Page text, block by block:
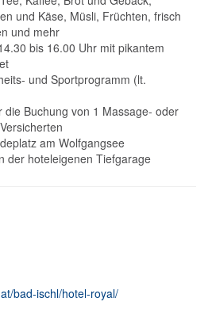
und Käse, Müsli, Früchten, frisch
und mehr
bis 16.00 Uhr mit pikantem
und Sportprogramm (lt.
die Buchung von 1 Massage- oder
am Wolfgangsee
der hoteleigenen Tiefgarage
bad-ischl/hotel-royal/